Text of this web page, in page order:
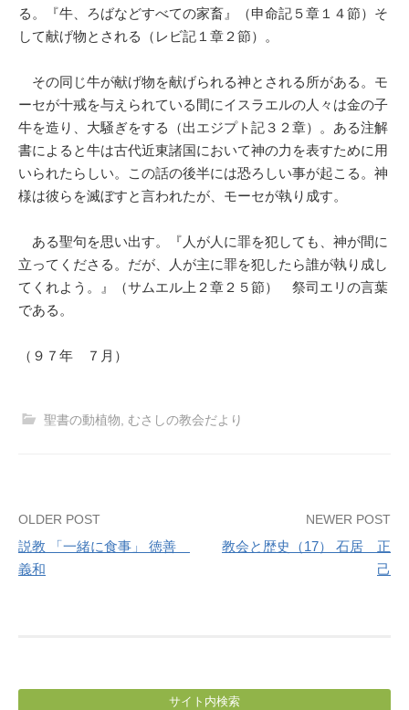
る。『牛、ろばなどすべての家畜』（申命記５章１４節）そ
して献げ物とされる（レビ記１章２節）。
その同じ牛が献げ物を献げられる神とされる所がある。モ
ーセが十戒を与えられている間にイスラエルの人々は金の子
牛を造り、大騒ぎをする（出エジプト記３２章）。ある注解
書によると牛は古代近東諸国において神の力を表すために用
いられたらしい。この話の後半には恐ろしい事が起こる。神
様は彼らを滅ぼすと言われたが、モーセが執り成す。
ある聖句を思い出す。『人が人に罪を犯しても、神が間に
立ってくださる。だが、人が主に罪を犯したら誰が執り成し
てくれよう。』（サムエル上２章２５節） 祭司エリの言葉
である。
（９７年 ７月）
聖書の動植物 むさしの教会だより
Post
navigation
OLDER POST
説教 「一緒に食事」 徳善
義和
NEWER POST
教会と歴史（17） 石居 正
己
サイト内検索